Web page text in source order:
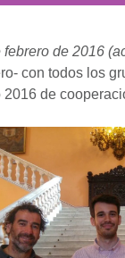
de 2016
con todos los
2016 de